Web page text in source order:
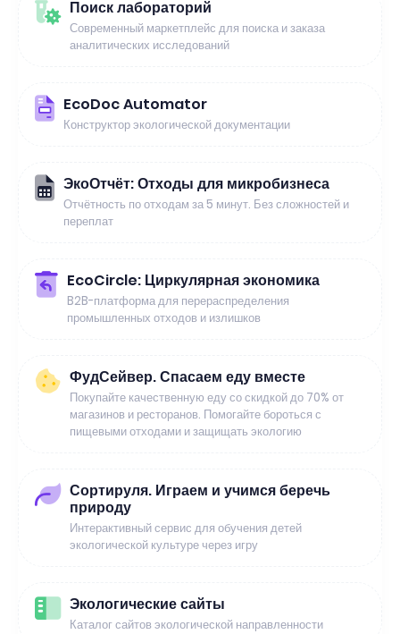
Поиск лабораторий
Современный маркетплейс для поиска и заказа
аналитических исследований
EcoDoc Automator
Конструктор экологической документации
ЭкоОтчёт: Отходы для микробизнеса
Отчётность по отходам за 5 минут. Без сложностей и
переплат
EcoCircle: Циркулярная экономика
B2B-платформа для перераспределения
промышленных отходов и излишков
ФудСейвер. Спасаем еду вместе
Покупайте качественную еду со скидкой до 70% от
магазинов и ресторанов. Помогайте бороться с
пищевыми отходами и защищать экологию
Сортируля. Играем и учимся беречь
природу
Интерактивный сервис для обучения детей
экологической культуре через игру
Экологические сайты
Каталог сайтов экологической направленности